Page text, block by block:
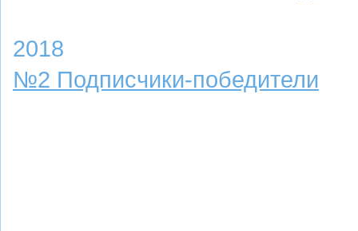
2018
№2 Подписчики-победители